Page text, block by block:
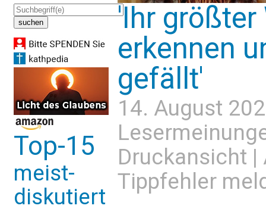
Top-15
meist-
diskutiert
'Ihr größter
erkennen
gefällt'
14. August
Druckansicht |
Tippfehler